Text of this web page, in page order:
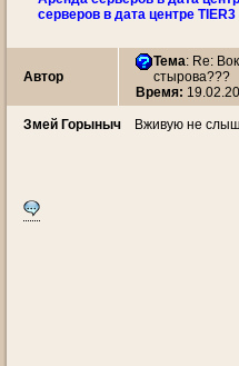
серверов в дата центре
Автор
Тема: Re:
стырова???
Время:
Змей Горыныч Вживую не